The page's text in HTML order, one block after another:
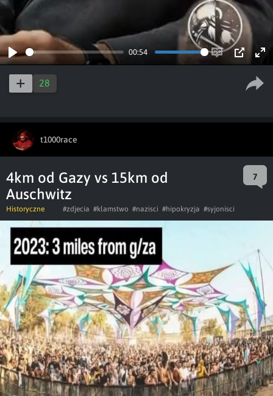
Play
00:54
EnablePIP
28
t1000race
4km od Gazy vs 15km od
Auschwitz
7
Historyczne #zdjecia #klamstwo #nazisci #hipokryzja #syjonisci